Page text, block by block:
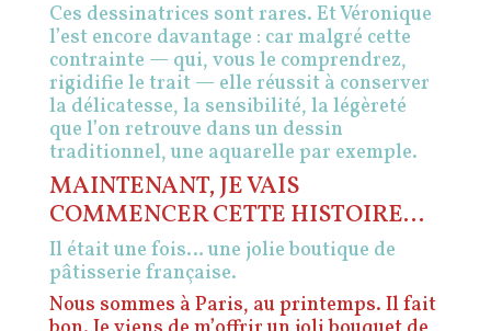
Ces dessinatrices sont rares. Et Véronique
l’est encore davantage : car malgré cette
contrainte — qui, vous le comprendrez,
rigidifie le trait — elle réussit à conserver
la délicatesse, la sensibilité, la légèreté
que l’on retrouve dans un dessin
traditionnel, une aquarelle par exemple.
MAINTENANT, JE VAIS
COMMENCER CETTE HISTOIRE…
Il était une fois… une jolie boutique de
pâtisserie française.
Nous sommes à Paris, au printemps. Il fait